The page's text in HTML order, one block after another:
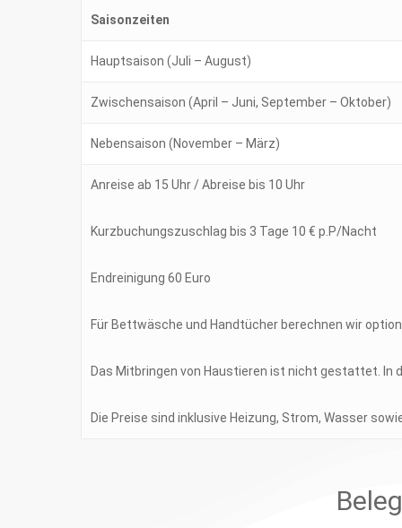
Saisonzeiten
Hauptsaison (Juli – August)
Zwischensaison (April – Juni, September – Oktober)
Nebensaison (November – März)
Anreise ab 15 Uhr / Abreise bis 10 Uhr
Kurzbuchungszuschlag bis 3 Tage 10 € p.P/Nacht
Endreinigung 60 Euro
Für Bettwäsche und Handtücher berechnen wir
Das Mitbringen von Haustieren ist nicht gestattet. In
Die Preise sind inklusive Heizung, Strom, Wasser